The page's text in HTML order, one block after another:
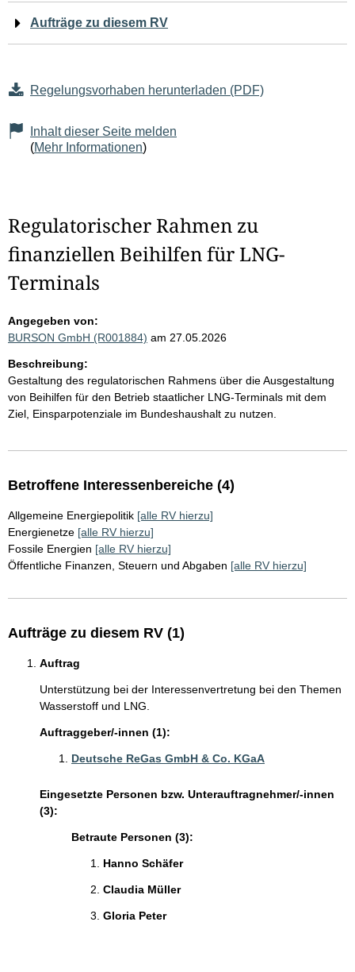
Seiteninhalt
Aufträge zu diesem RV
Regelungsvorhaben herunterladen (PDF)
Inhalt dieser Seite melden
(Mehr Informationen)
Regulatorischer Rahmen zu
finanziellen Beihilfen für LNG-
Terminals
Angegeben von:
BURSON GmbH (R001884) am 27.05.2026
Beschreibung:
Gestaltung des regulatorischen Rahmens über die Ausgestaltung
von Beihilfen für den Betrieb staatlicher LNG-Terminals mit dem
Ziel, Einsparpotenziale im Bundeshaushalt zu nutzen.
Betroffene Interessenbereiche (4)
Allgemeine Energiepolitik [alle RV hierzu]
Energienetze [alle RV hierzu]
Fossile Energien [alle RV hierzu]
Öffentliche Finanzen, Steuern und Abgaben [alle RV hierzu]
Aufträge zu diesem RV (1)
Auftrag
Unterstützung bei der Interessenvertretung bei den Themen
Wasserstoff und LNG.
Auftraggeber/-innen (1):
Deutsche ReGas GmbH & Co. KGaA
Eingesetzte Personen bzw. Unterauftragnehmer/-innen
(3):
Betraute Personen (3):
Hanno Schäfer
Claudia Müller
Gloria Peter